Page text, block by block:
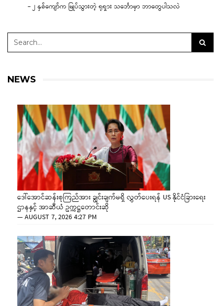
– ၂ နှစ်ကျော်က မြုပ်သွားတဲ့ ရုရှား သင်္ဘောမှာ ဘာတွေပါသလဲ
NEWS
ဒေါ်အောင်ဆန်းစုကြည်အား ချွင်းချက်မရှိ လွှတ်ပေးရန် US နိုင်ငံခြားရေး
ဌာနနှင့် အာဆီယံ ဥက္ကဋ္ဌတောင်းဆို
—AUGUST 7, 2026 4:27 PM